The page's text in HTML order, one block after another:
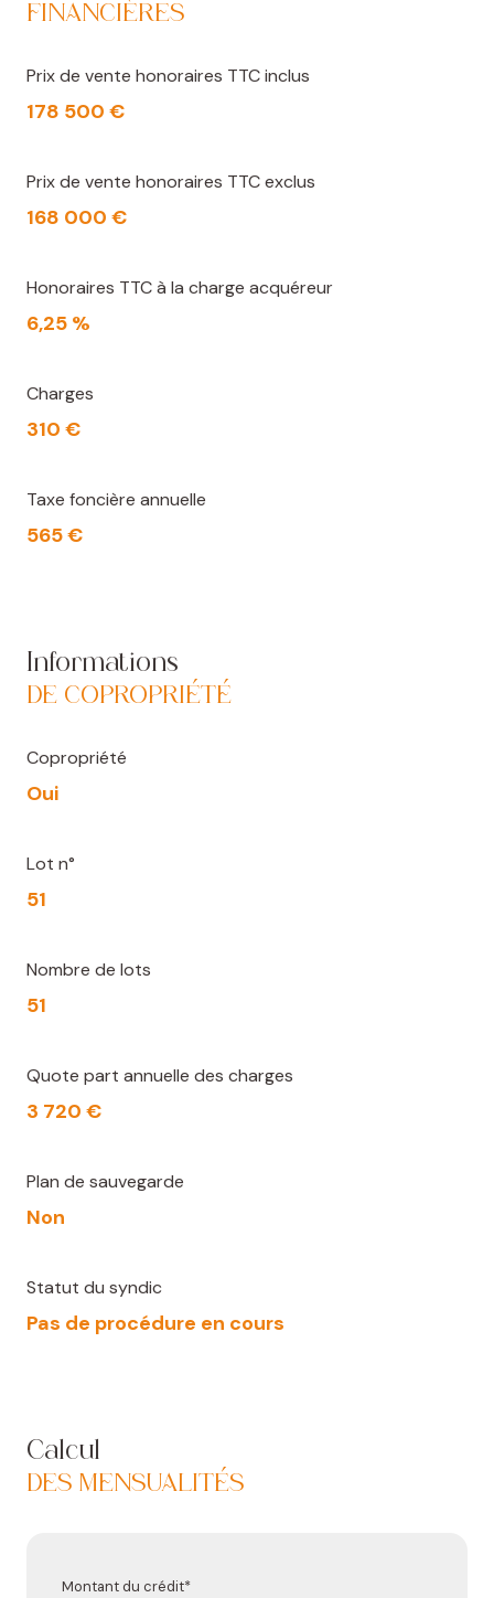
FINANCIÈRES
Prix de vente honoraires TTC inclus
178 500 €
Prix de vente honoraires TTC exclus
168 000 €
Honoraires TTC à la charge acquéreur
6,25 %
Charges
310 €
Taxe foncière annuelle
565 €
Informations
DE COPROPRIÉTÉ
Copropriété
Oui
Lot n°
51
Nombre de lots
51
Quote part annuelle des charges
3 720 €
Plan de sauvegarde
Non
Statut du syndic
Pas de procédure en cours
Calcul
DES MENSUALITÉS
Montant du crédit*